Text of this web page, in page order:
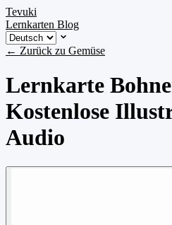
Tevuki
Lernkarten Blog
← Zurück zu Gemüse
Lernkarte
Kostenlose
Audio